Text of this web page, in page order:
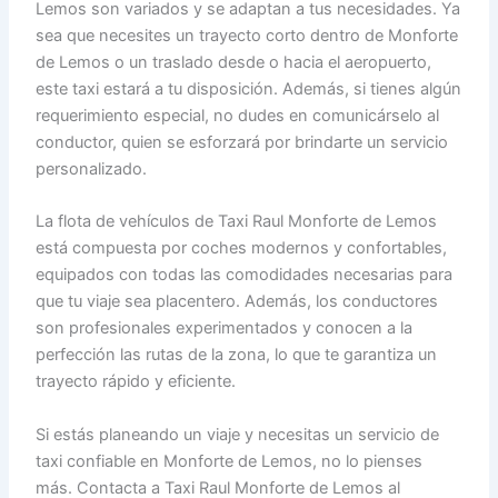
Lemos son variados y se adaptan a tus necesidades. Ya
sea que necesites un trayecto corto dentro de Monforte
de Lemos o un traslado desde o hacia el aeropuerto,
este taxi estará a tu disposición. Además, si tienes algún
requerimiento especial, no dudes en comunicárselo al
conductor, quien se esforzará por brindarte un servicio
personalizado.
La flota de vehículos de Taxi Raul Monforte de Lemos
está compuesta por coches modernos y confortables,
equipados con todas las comodidades necesarias para
que tu viaje sea placentero. Además, los conductores
son profesionales experimentados y conocen a la
perfección las rutas de la zona, lo que te garantiza un
trayecto rápido y eficiente.
Si estás planeando un viaje y necesitas un servicio de
taxi confiable en Monforte de Lemos, no lo pienses
más. Contacta a Taxi Raul Monforte de Lemos al